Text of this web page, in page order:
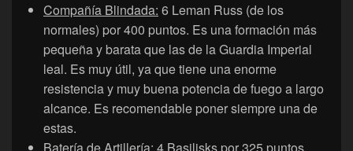
Compañía Blindada: 6 Leman Russ (de los
normales) por 400 puntos. Es una formación más
pequeña y barata que las de la Guardia Imperial
leal. Es muy útil, ya que tiene una enorme
resistencia y muy buena potencia de fuego a largo
alcance. Es recomendable poner siempre una de
estas.